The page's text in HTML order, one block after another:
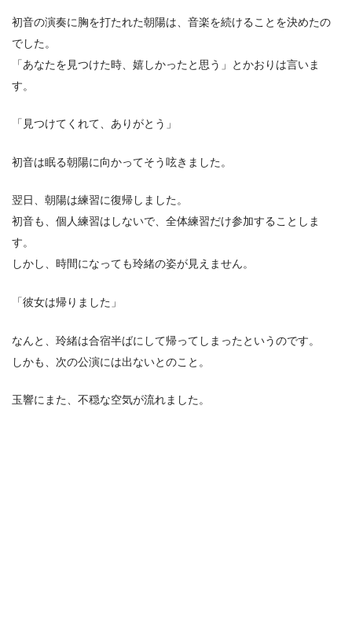
初音の演奏に胸を打たれた朝陽は、音楽を続けることを決めたの
でした。
「あなたを見つけた時、嬉しかったと思う」とかおりは言いま
す。
「見つけてくれて、ありがとう」
初音は眠る朝陽に向かってそう呟きました。
翌日、朝陽は練習に復帰しました。
初音も、個人練習はしないで、全体練習だけ参加することしま
す。
しかし、時間になっても玲緒の姿が見えません。
「彼女は帰りました」
なんと、玲緒は合宿半ばにして帰ってしまったというのです。
しかも、次の公演には出ないとのこと。
玉響にまた、不穏な空気が流れました。